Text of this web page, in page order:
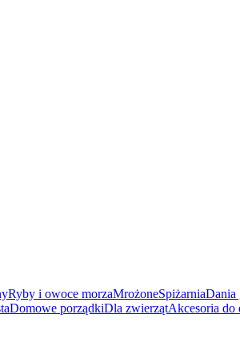
Ryby i owoce morzaMrożoneSpiżarniaDania
Domowe porządkiDla zwierzątAkcesoria do